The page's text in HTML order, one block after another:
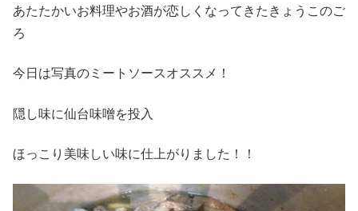
あたたかいお料理やお酒が恋しくなってきたきょうこのご
ろ
今日は写真のミートソースオススメ！
隠し味に仙台味噌を投入
ほっこり美味しい味に仕上がりました！！